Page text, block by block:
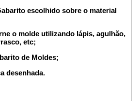
escolhido sobre o material
o molde utilizando lápis, agulhão,
etc;
de Moldes;
desenhada.